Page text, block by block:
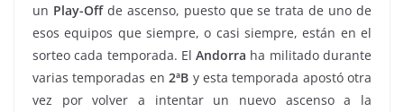
un Play-Offde ascenso, puesto que se trata de uno de
esos equipos que siempre, o casi siempre, están en el
sorteo cada temporada. ElAndorra ha militado durante
varias temporadas en2ªB y esta temporada apostó otra
vez por volver a intentar un nuevo ascenso a la